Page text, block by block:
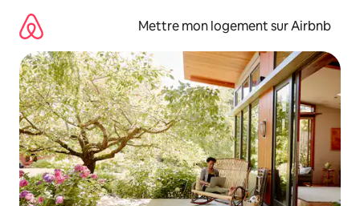
directement
contenu
Mettre mon logement sur Airbnb